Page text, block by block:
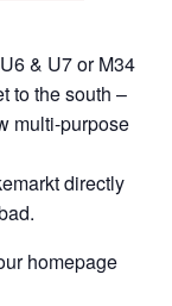
& U7 or M34
to the south –
multi-purpose
directly
homepage